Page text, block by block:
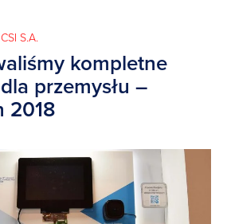
CSI S.A.
kompletne
przemysłu –
2018